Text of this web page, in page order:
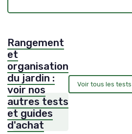
Rangement
et
organisation
du jardin :
voir nos
autres tests
et guides
d'achat
Voir tous les